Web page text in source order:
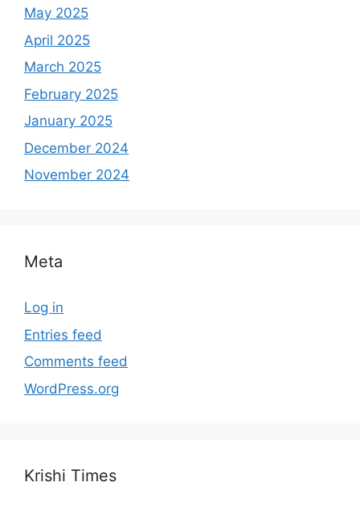
May 2025
April 2025
March 2025
February 2025
January 2025
December 2024
November 2024
Meta
Log in
Entries feed
Comments feed
WordPress.org
Krishi Times